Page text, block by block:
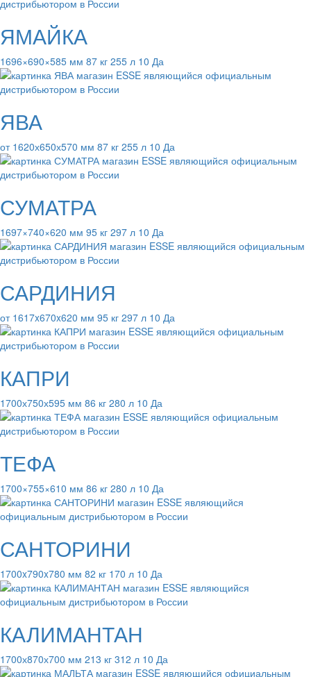
ЯМАЙКА
1696×690×585 мм 87 кг 255 л 10 Да
ЯВА
от 1620х650х570 мм 87 кг 255 л 10 Да
СУМАТРА
1697×740×620 мм 95 кг 297 л 10 Да
САРДИНИЯ
от 1617x670x620 мм 95 кг 297 л 10 Да
КАПРИ
1700х750х595 мм 86 кг 280 л 10 Да
ТЕФА
1700×755×610 мм 86 кг 280 л 10 Да
САНТОРИНИ
1700x790x780 мм 82 кг 170 л 10 Да
КАЛИМАНТАН
1700х870х700 мм 213 кг 312 л 10 Да